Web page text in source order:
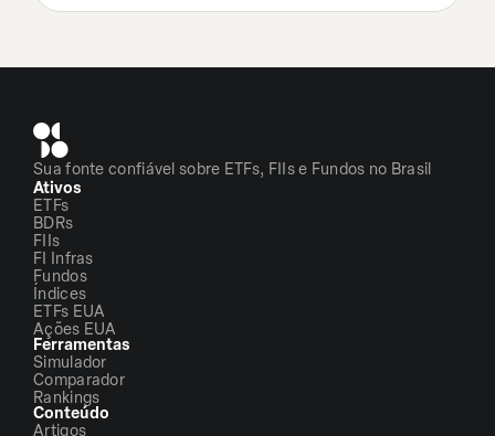
Sua fonte confiável sobre ETFs, FIIs e Fundos no Brasil
Ativos
ETFs
BDRs
FIIs
FI Infras
Fundos
Índices
ETFs EUA
Ações EUA
Ferramentas
Simulador
Comparador
Rankings
Conteúdo
Artigos